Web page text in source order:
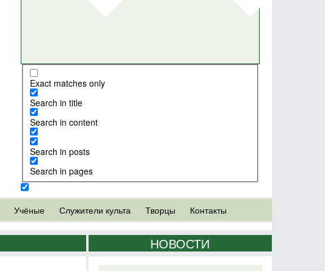
Exact matches only
Search in title
Search in content
Search in posts
Search in pages
Учёные Служители культа Творцы Контакты
НОВОСТИ